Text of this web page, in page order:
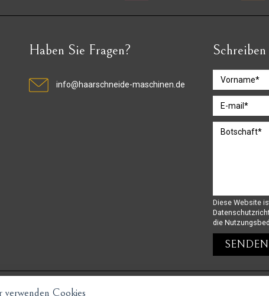
Haben Sie Fragen?
info@haarschneide-maschinen.de
Diese Website
die
verwenden Cookies